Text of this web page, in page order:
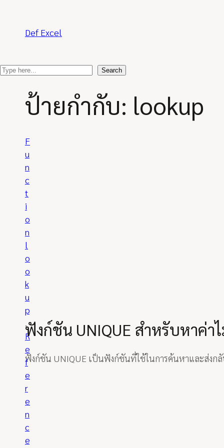
contentDef Excel
S
Search
ป้ายกำกับ: lookup
F
u
n
c
t
i
o
n
l
o
o
k
u
p
,
R
e
f
e
r
e
n
c
e
ฟังก์ชัน UNIQUE สำหรับหาค่า
ฟังก์ชัน UNIQUE เป็นฟังก์ชันที่ใช้ในการค้นหาและส่งก